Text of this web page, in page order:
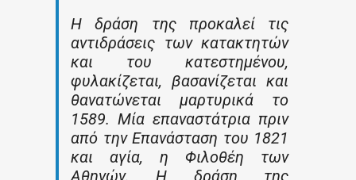
Η δράση της προκαλεί τις
αντιδράσεις των κατακτητών
και του κατεστημένου,
φυλακίζεται, βασανίζεται και
θανατώνεται μαρτυρικά το
1589. Μία επαναστάτρια πριν
από την Επανάσταση του 1821
και αγία, η Φιλοθέη των